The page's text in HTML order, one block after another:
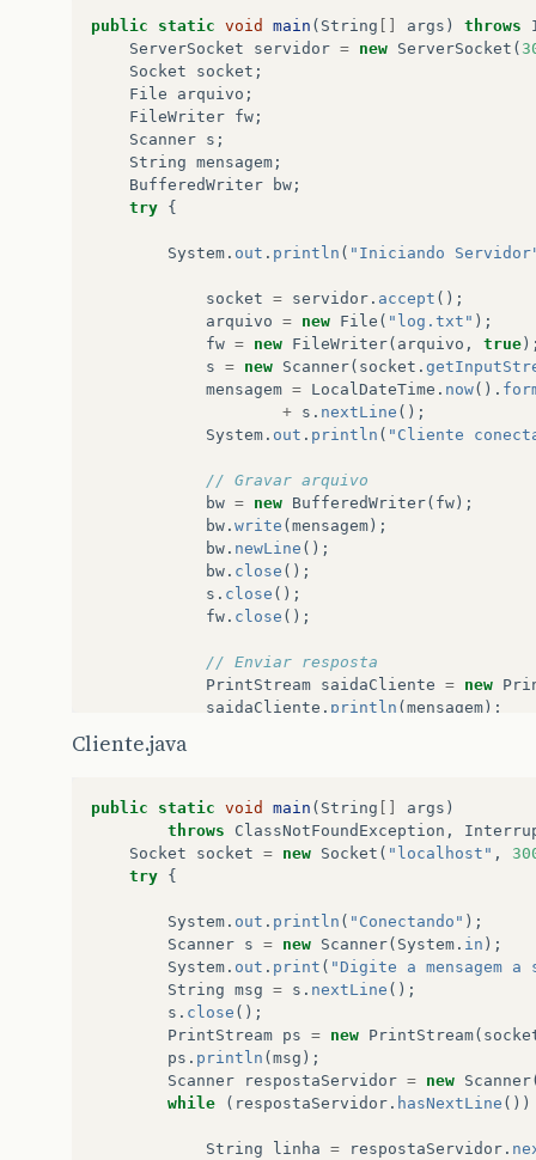
public static void main ( String args ) throws
ServerSocket
servidor = new ServerSocket (
Socket
socket ;
File
arquivo ;
FileWriter fw ;
Scanner s ;
String mensagem ;
BufferedWriter
bw ;
try {
System . out . println ( "Iniciando
socket = servidor . accept ();
arquivo = new File ( "log.txt" );
fw = new FileWriter( arquivo , true
s = new Scanner( socket .
mensagem = LocalDateTime . now().
+ s . nextLine ();
System . out . println ( "Cliente
// Gravar arquivo
bw = new BufferedWriter( fw );
bw . write ( mensagem );
bw . newLine ();
bw . close ();
s . close ();
fw . close ();
// Enviar resposta
PrintStream saidaCliente = new
saidaCliente . println ( mensagem );
e
printStackTrace ();
Cliente.java
public static void main ( String args )
throws
ClassNotFoundException ,
Socket
socket = new Socket ( "localhost" ,
try {
System . out . println ( "Conectando" );
Scanner s = new Scanner( System . in );
System . out . print ( "Digite a mensagem
String msg = s . nextLine ();
s . close ();
PrintStream ps = new PrintStream(
ps . println ( msg );
Scanner
respostaServidor = new Scanner
while
( respostaServidor . hasNextLine ())
String linha = respostaServidor .